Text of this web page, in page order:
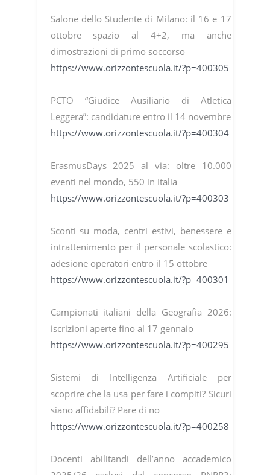
Salone dello Studente di Milano: il 16 e 17
ottobre spazio al 4+2, ma anche
dimostrazioni di primo soccorso
https://www.orizzontescuola.it/?p=400305
PCTO “Giudice Ausiliario di Atletica
Leggera”: candidature entro il 14 novembre
https://www.orizzontescuola.it/?p=400304
ErasmusDays 2025 al via: oltre 10.000
eventi nel mondo, 550 in Italia
https://www.orizzontescuola.it/?p=400303
Sconti su moda, centri estivi, benessere e
intrattenimento per il personale scolastico:
adesione operatori entro il 15 ottobre
https://www.orizzontescuola.it/?p=400301
Campionati italiani della Geografia 2026:
iscrizioni aperte fino al 17 gennaio
https://www.orizzontescuola.it/?p=400295
Sistemi di Intelligenza Artificiale per
scoprire che la usa per fare i compiti? Sicuri
siano affidabili? Pare di no
https://www.orizzontescuola.it/?p=400258
Docenti abilitandi dell’anno accademico